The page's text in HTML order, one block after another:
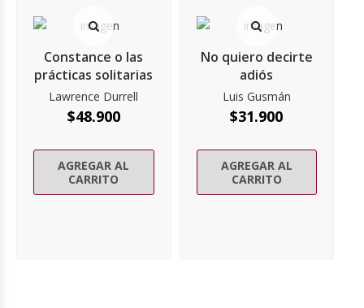
Constance o las
prácticas solitarias
Lawrence Durrell
$48.900
AGREGAR AL
CARRITO
No quiero decirte
adiós
Luis Gusmán
$31.900
AGREGAR AL
CARRITO